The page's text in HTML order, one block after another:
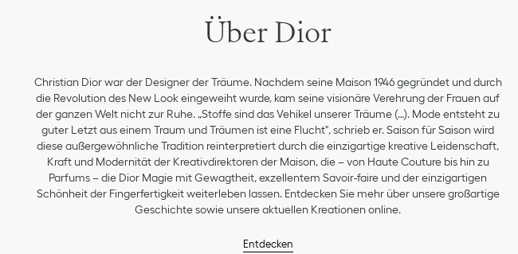
Über Dior
Christian Dior war der Designer der Träume. Nachdem seine Maison 1946 gegründet und durch
die Revolution des New Look eingeweiht wurde, kam seine visionäre Verehrung der Frauen auf
der ganzen Welt nicht zur Ruhe. „Stoffe sind das Vehikel unserer Träume (…). Mode entsteht zu
guter Letzt aus einem Traum und Träumen ist eine Flucht", schrieb er. Saison für Saison wird
diese außergewöhnliche Tradition reinterpretiert durch die einzigartige kreative Leidenschaft,
Kraft und Modernität der Kreativdirektoren der Maison, die – von Haute Couture bis hin zu
Parfums – die Dior Magie mit Gewagtheit, exzellentem Savoir-faire und der einzigartigen
Schönheit der Fingerfertigkeit weiterleben lassen. Entdecken Sie mehr über unsere großartige
Geschichte sowie unsere aktuellen Kreationen online.
Entdecken